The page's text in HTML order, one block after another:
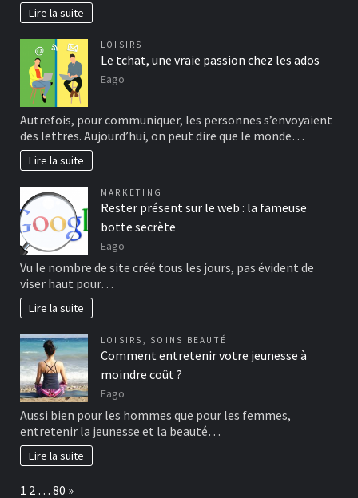
Lire la suite
LOISIRS
Le tchat, une vraie passion chez les ados
Eago
Autrefois, pour communiquer, les personnes s’envoyaient
des lettres. Aujourd’hui, on peut dire que le monde…
Lire la suite
MARKETING
Rester présent sur le web : la fameuse
botte secrète
Eago
Vu le nombre de site créé tous les jours, pas évident de
viser haut pour…
Lire la suite
LOISIRS , SOINS BEAUTÉ
Comment entretenir votre jeunesse à
moindre coût ?
Eago
Aussi bien pour les hommes que pour les femmes,
entretenir la jeunesse et la beauté…
Lire la suite
Page:
1 2 … 80 Next
»